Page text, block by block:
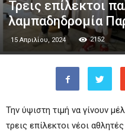
Τρεις επίλεκτοι
λαμπαδηδρομία
15 Απριλίου, 2024 2152
Την ύψιστη τιμή να γίνουν
τρεις επίλεκτοι νέοι